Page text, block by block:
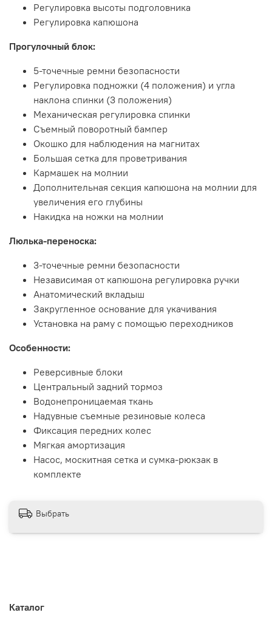
Регулировка высоты подголовника
Регулировка капюшона
Прогулочный блок:
5-точечные ремни безопасности
Регулировка подножки (4 положения) и угла
наклона спинки (3 положения)
Механическая регулировка спинки
Съемный поворотный бампер
Окошко для наблюдения на магнитах
Большая сетка для проветривания
Кармашек на молнии
Дополнительная секция капюшона на молнии для
увеличения его глубины
Накидка на ножки на молнии
Люлька-переноска:
3-точечные ремни безопасности
Независимая от капюшона регулировка ручки
Анатомический вкладыш
Закругленное основание для укачивания
Установка на раму с помощью переходников
Особенности:
Реверсивные блоки
Центральный задний тормоз
Водонепроницаемая ткань
Надувные съемные резиновые колеса
Фиксация передних колес
Мягкая амортизация
Насос, москитная сетка и сумка-рюкзак в
комплекте
Выбрать
Каталог